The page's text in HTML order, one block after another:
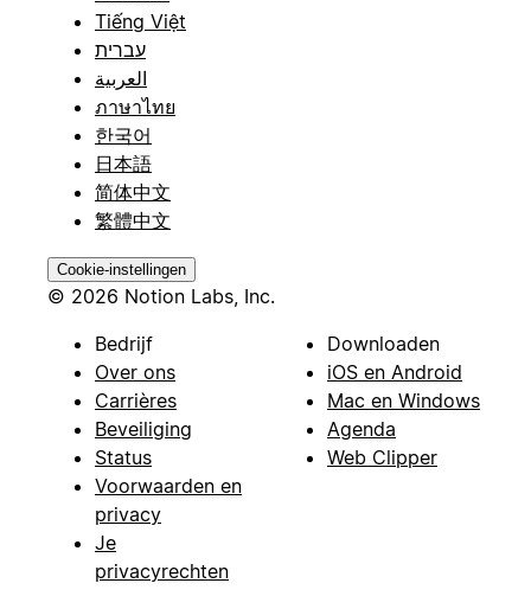
Tiếng Việt
עברית
العربية
ภาษาไทย
한국어
日本語
简体中文
繁體中文
Cookie-instellingen
© 2026 Notion Labs, Inc.
Bedrijf
Over ons
Carrières
Beveiliging
Status
Voorwaarden en
privacy
Je
privacyrechten
Downloaden
iOS en Android
Mac en Windows
Agenda
Web Clipper